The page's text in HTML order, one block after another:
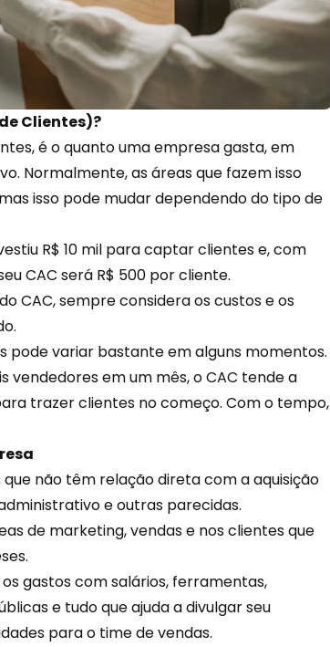
Clientes)?
é o quanto uma empresa gasta, em
Normalmente, as áreas que fazem isso
isso pode mudar dependendo do tipo de
R$ 10 mil para captar clientes e, com
CAC será R$ 500 por cliente.
CAC, sempre considera os custos e os
pode variar bastante em alguns momentos.
vendedores em um mês, o CAC tende a
trazer clientes no começo. Com o tempo,
não têm relação direta com a aquisição
e outras parecidas.
de marketing, vendas e nos clientes que
gastos com salários, ferramentas,
e tudo que ajuda a divulgar seu
para o time de vendas.